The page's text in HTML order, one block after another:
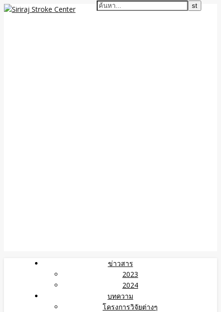
ข่าวสาร
2023
2024
บทความ
โครงการวิจัยต่างๆ